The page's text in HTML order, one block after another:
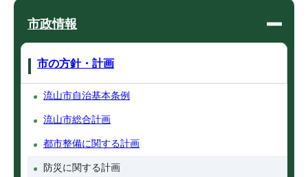
市政情報
市の方針・計画
流山市自治基本条例
流山市総合計画
都市整備に関する計画
防災に関する計画